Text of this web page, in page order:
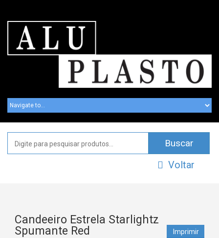
Voltar
Candeeiro Estrela Starlightz
Spumante Red
Imprimir